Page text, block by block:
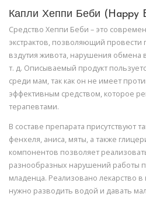
Капли Хеппи Беби (Happy
Средство Хеппи Беби – это
экстрактов, позволяющий провести
вздутия живота, нарушения обмена
т. д. Описываемый продукт
среди мам, так как он не имеет
эффективным средством, которое
терапевтами.
В составе препарата присутствуют
фенхеля, аниса, мяты, а также
компонентов позволяет
разнообразных нарушений работы
младенца. Реализовано лекарство
нужно разводить водой и давать